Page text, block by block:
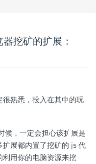
挖矿的扩展：
熟悉，投入在其中的玩
候，一定会担心该扩展是
展都内置了挖矿的 js 代
用你的电脑资源来挖